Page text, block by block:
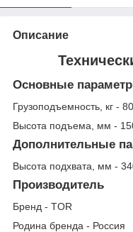
Описание
Основные
Грузоподъемность, кг -
Высота подъема, мм -
Дополнительные
Высота подхвата, мм -
Производитель
Бренд - TOR
Родина бренда - Россия